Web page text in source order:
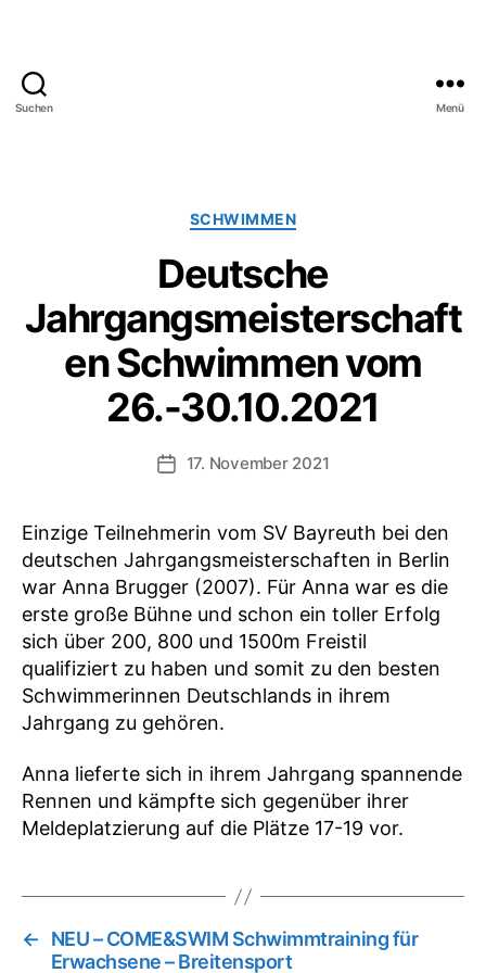
Suchen
e.V.
Menü
Kategorien
SCHWIMMEN
Deutsche
Jahrgangsmeisterschaft
en Schwimmen vom
26.-30.10.2021
Veröffentlichungsdatum
17. November 2021
Einzige Teilnehmerin vom SV Bayreuth bei den
deutschen Jahrgangsmeisterschaften in Berlin
war Anna Brugger (2007). Für Anna war es die
erste große Bühne und schon ein toller Erfolg
sich über 200, 800 und 1500m Freistil
qualifiziert zu haben und somit zu den besten
Schwimmerinnen Deutschlands in ihrem
Jahrgang zu gehören.
Anna lieferte sich in ihrem Jahrgang spannende
Rennen und kämpfte sich gegenüber ihrer
Meldeplatzierung auf die Plätze 17-19 vor.
←
NEU – COME&SWIM Schwimmtraining für
Erwachsene – Breitensport